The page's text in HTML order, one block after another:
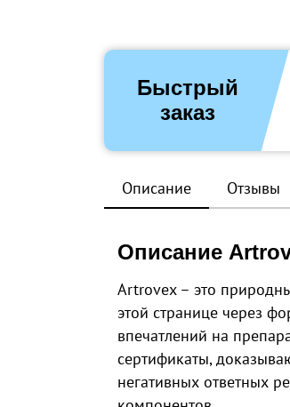
Быстрый
заказ
Описание Отзывы
Описание
Artrovex – это
этой странице через
впечатлений на
сертификаты,
негативных ответных